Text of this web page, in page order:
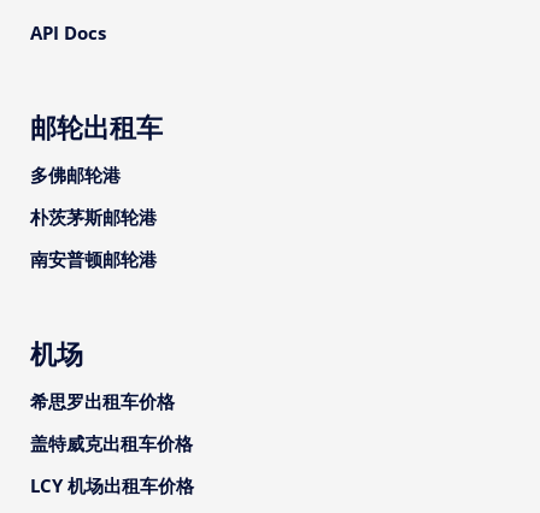
API Docs
邮轮出租车
多佛邮轮港
朴茨茅斯邮轮港
南安普顿邮轮港
机场
希思罗出租车价格
盖特威克出租车价格
LCY 机场出租车价格